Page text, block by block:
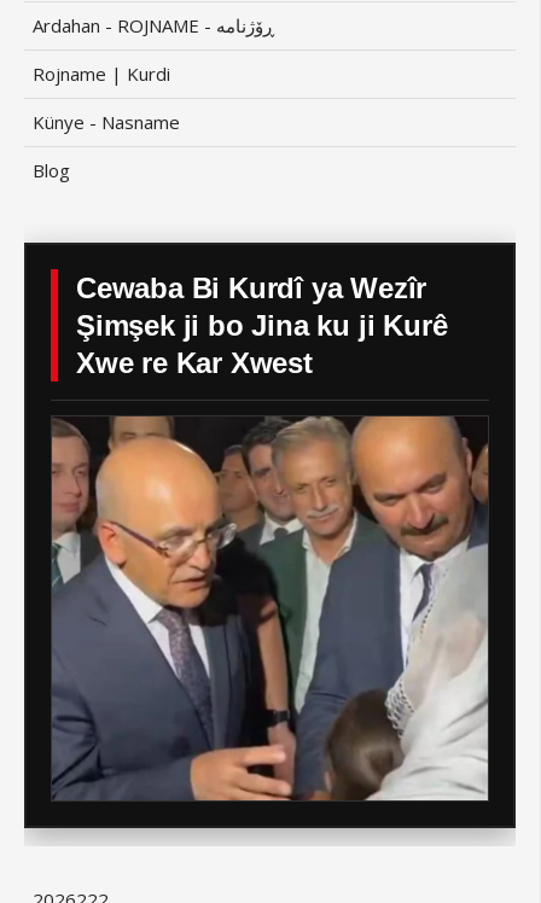
Ardahan - ROJNAME - ڕۆژنامە
Rojname | Kurdi
Künye - Nasname
Blog
Cewaba Bi Kurdî ya Wezîr
Şimşek ji bo Jina ku ji Kurê
Xwe re Kar Xwest